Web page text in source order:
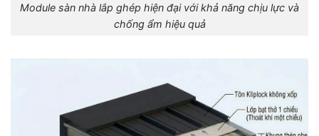
Module sàn nhà lắp ghép hiện đại với khả năng chịu lực và
chống ẩm hiệu quả